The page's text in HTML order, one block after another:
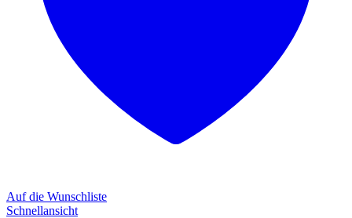
Auf die Wunschliste
Schnellansicht